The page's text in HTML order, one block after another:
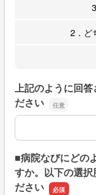
2．ど
上記のように回
ださい
上記のように回
■病院なびにどの
すか。以下の選
ださい